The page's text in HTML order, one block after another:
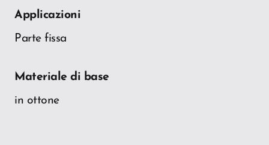
Applicazioni
Parte fissa
Materiale di base
in ottone